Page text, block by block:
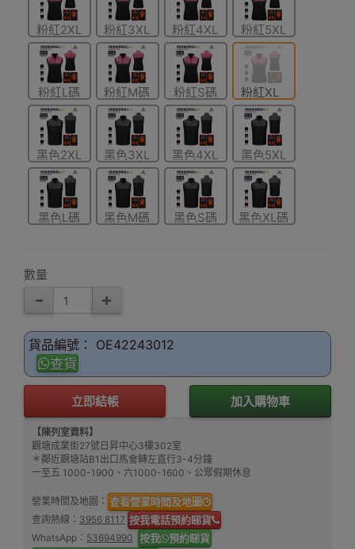
粉紅2XL
碼
粉紅3XL
碼
粉紅4XL
碼
粉紅5XL
碼
粉紅L碼 粉紅M碼 粉紅S碼
粉紅XL
碼
黑色2XL
碼
黑色3XL
碼
黑色4XL
碼
黑色5XL
碼
黑色L碼 黑色M碼 黑色S碼 黑色XL碼
數量
貨品編號： OE42243012
查貨
立即結帳 加入購物車
【陳列室資料】
觀塘成業街27號日昇中心3樓302室
＊鄰近觀塘站B1出口馬會轉左直行3-4分鐘
一至五 1000-1900、六1000-1600、公眾假期休息
營業時間及地圖： 查看營業時間及地圖
查詢熱線： 3956 8117 按我電話預約睇貨
WhatsApp： 53694990 按我 預約睇貨